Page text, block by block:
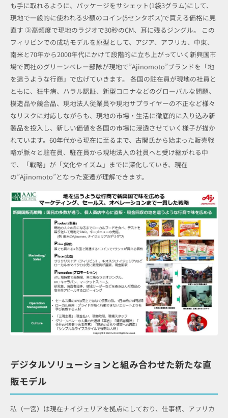
も手に取れるように、パッケージをサシェット(1袋3グラム)にして、
現地で一般的に使われる少額のコイン(5センタボス)で買える価格に見
直す ③高頻度で現地のラジオで30秒のCM、耳に残るジングル。 この
フィリピンでの成功モデルを原型として、アジア、アフリカ、中東、
南米と70年から2000年代にかけて段階的に立ち上がっていく新興国市
場で同社のグリーンベレー部隊が現地で”Ajinomoto”ブランドを「地
を這うような行商」で広げていきます。 各国の駐在員が現地の社員と
ともに、狂牛病、ハラル認証、新型コロナなどのグローバルな問題、
模造品や競合品、現地法人従業員や現地サプライヤーの不正など様々
なリスクに対応しながらも、現地の市場・生活に徹底的に入り込み新
製品を投入し、新しい価値を各国の市場に浸透させていく様子が描か
れています。60年代から現在に至るまで、古関氏から始まった販売戦
略が脈々と駐在員、駐在員から現地法人の社員へと受け継がれる中
で、「戦略」が「文化やイズム」までに深化していき、現在
の”Ajinomoto”となった変遷が理解できます。
デジタルソリューションと組み合わせた新たな直
販モデル
私（一宮）は現在ナイジェリアを拠点にしており、仕事柄、アフリカ